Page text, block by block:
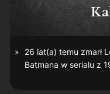
26 lat(a) temu zmarł
Batmana w serialu z